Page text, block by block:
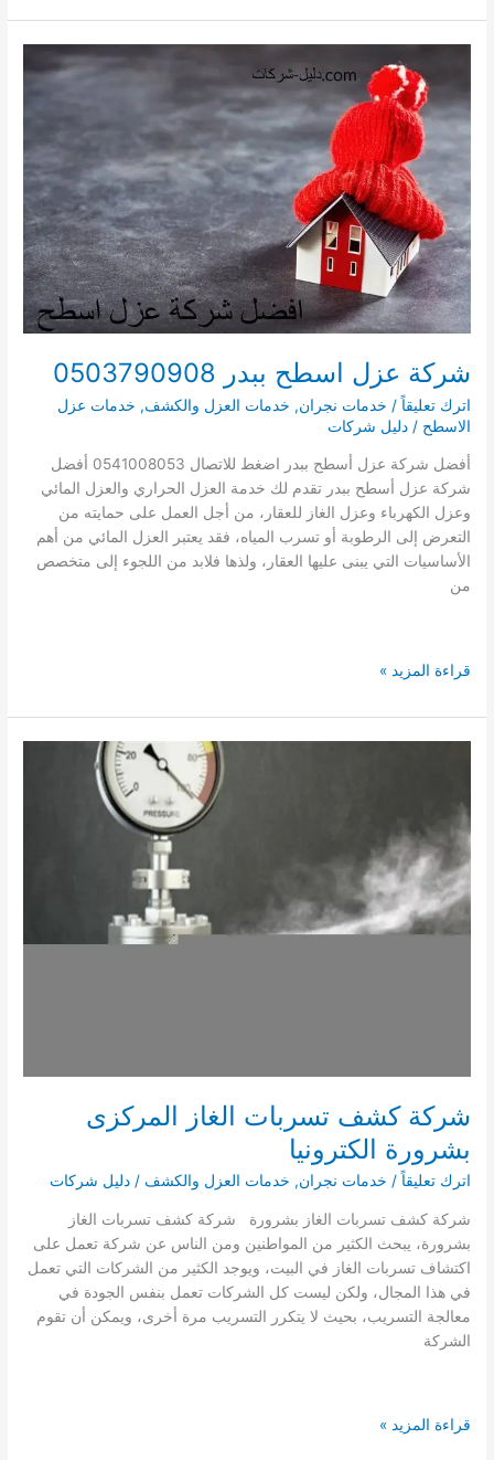
شركة
تنظيف
بنجران
ايجار
دليل
غسيل
مكيفات
بنجران
شركة عزل اسطح ببدر 0503790908
اترك تعليقاً / خدمات نجران, خدمات العزل والكشف, خدمات عزل
الاسطح /دليل شركات
أفضل شركة عزل أسطح ببدر اضغط للاتصال 0541008053 أفضل
شركة عزل أسطح ببدر تقدم لك خدمة العزل الحراري والعزل المائي
وعزل الكهرباء وعزل الغاز للعقار، من أجل العمل على حمايته من
التعرض إلى الرطوبة أو تسرب المياه، فقد يعتبر العزل المائي من أهم
الأساسيات التي يبنى عليها العقار، ولذها فلابد من اللجوء إلى متخصص
من
شركة
اسطح
ببدر
قراءة المزيد »
شركة كشف تسربات الغاز المركزى
بشرورة الكترونيا
اترك تعليقاً / خدمات نجران, خدمات العزل والكشف /دليل شركات
شركة كشف تسربات الغاز بشرورة شركة كشف تسربات الغاز
بشرورة، يبحث الكثير من المواطنين ومن الناس عن شركة تعمل على
اكتشاف تسربات الغاز في البيت، ويوجد الكثير من الشركات التي تعمل
في هذا المجال، ولكن ليست كل الشركات تعمل بنفس الجودة في
معالجة التسريب، بحيث لا يتكرر التسريب مرة أخرى، ويمكن أن تقوم
الشركة
شركة
قراءة المزيد »